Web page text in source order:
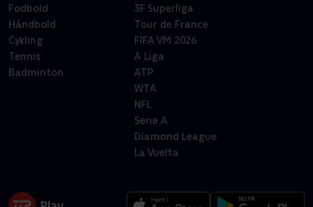
Fodbold
Håndbold
Cykling
Tennis
Badminton
3F Superliga
Tour de France
FIFA VM 2026
A Liga
ATP
WTA
NFL
Serie A
Diamond League
La Vuelta